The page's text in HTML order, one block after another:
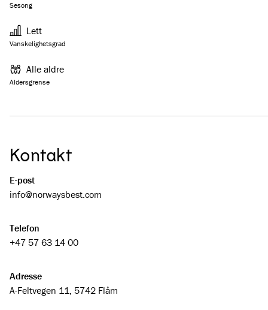
Sesong
Vanskelighetsgrad
Lett
Aldersgrense
Alle aldre
Kontakt
E-post
info@­norwaysbest.com
Telefon
+47 57 63 14 00
Adresse
A-Feltvegen 11, 5742 Flåm